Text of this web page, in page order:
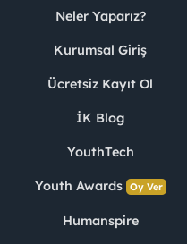
Neler Yaparız?
Kurumsal Giriş
Ücretsiz Kayıt Ol
İK Blog
YouthTech
Youth Awards Oy Ver
Humanspire